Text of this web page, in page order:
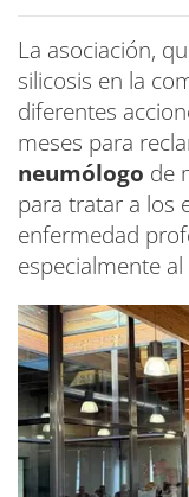
La asociación,
silicosis en la
diferentes
meses para
neumólogo de
para tratar a los
enfermedad
especialmente